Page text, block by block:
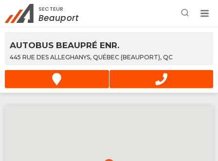
Rechercher à proximité - Entreprise / Rabais /
Services
SECTEUR
Beauport
AUTOBUS BEAUPRÉ ENR.
445 RUE DES ALLEGHANYS, QUÉBEC (BEAUPORT), QC